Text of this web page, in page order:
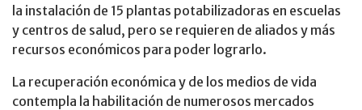
la instalación de 15 plantas potabilizadoras en escuelas
y centros de salud, pero se requieren de aliados y más
recursos económicos para poder lograrlo.
La recuperación económica y de los medios de vida
contempla la habilitación de numerosos mercados